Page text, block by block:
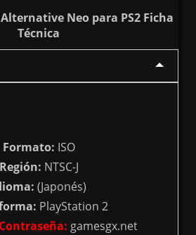
Neo para PS2 Ficha
Técnica
Formato: ISO
Región: NTSC-J
(Japonés)
PlayStation 2
gamesgx.net